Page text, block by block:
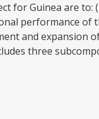
for Guinea are
performance of
and expansion
three